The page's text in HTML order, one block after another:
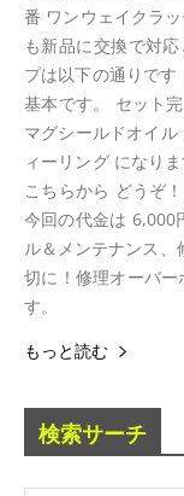
番 ワンウェイクラ
も新品に交換で対
プは以下の通りで
基本です。 セット
マグシールドオイ
ィーリング になり
こちらから どうぞ
今回の代金は 6,000
ル＆メンテナンス、
切に！修理オーバ
す。
もっと読む
検索サーチ